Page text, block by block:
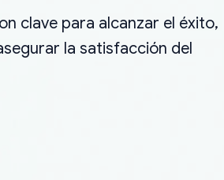
clave para alcanzar el éxito,
la satisfacción del